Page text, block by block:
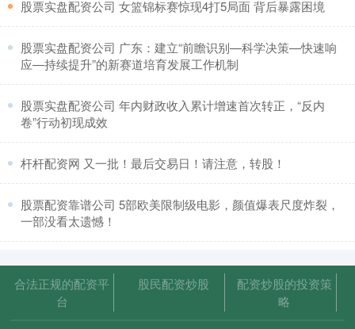
​股票实盘配资公司 女篮锦标赛惊现4打5局面 背后暴露困境
​股票实盘配资公司 广东：建立“前瞻识别—科学决策—快速响
应—持续提升”的新赛道培育发展工作机制
​股票实盘配资公司 年内财政收入累计增速首次转正，“反内
卷”行动初现成效
​杆杆配资网 又一批！最后交易日！请注意，转股！
​股票配资靠谱公司 5部欧美限制级电影，颜值爆表尺度炸裂，
一部没看太遗憾！
合法正规的配资平
台
股民配资炒股
配资炒股的投资策
略